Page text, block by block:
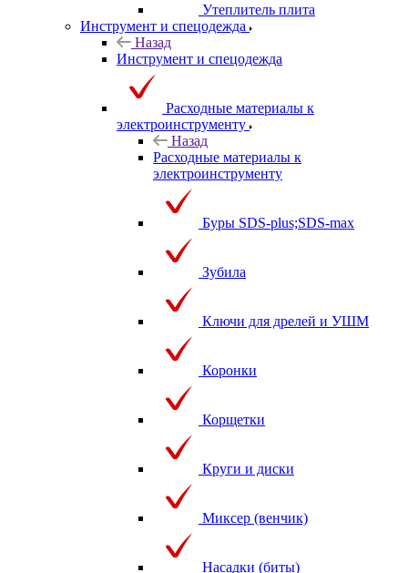
Утеплитель плита
Инструмент и спецодежда
Назад
Инструмент и спецодежда
Расходные материалы к
электроинструменту
Назад
Расходные материалы к
электроинструменту
Буры SDS-plus;SDS-max
Зубила
Ключи для дрелей и УШМ
Коронки
Корщетки
Круги и диски
Миксер (венчик)
Насадки (биты)